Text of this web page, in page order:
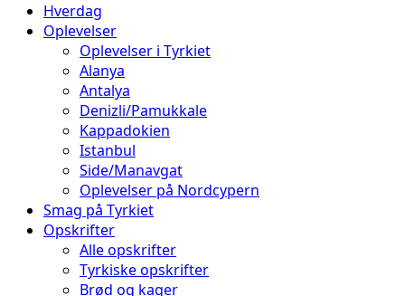
Hverdag
Oplevelser
Oplevelser i Tyrkiet
Alanya
Antalya
Denizli/Pamukkale
Kappadokien
Istanbul
Side/Manavgat
Oplevelser på Nordcypern
Smag på Tyrkiet
Opskrifter
Alle opskrifter
Tyrkiske opskrifter
Brød og kager